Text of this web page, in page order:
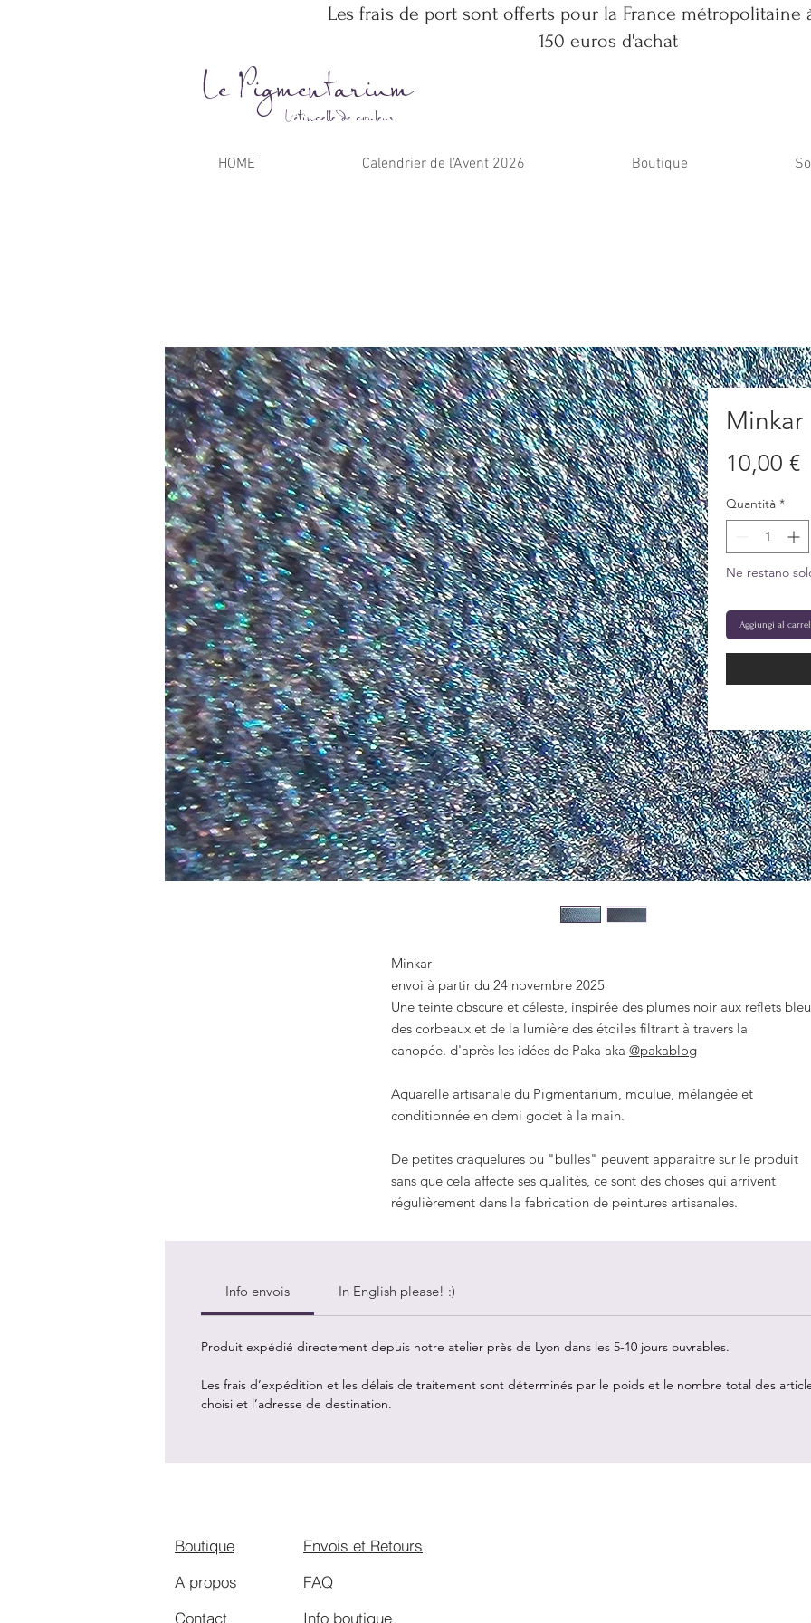
Les frais de port sont offerts pour la France métropolitaine
150 euros d'achat
Le Pigmentarium
L'étincelle de couleur
HOME Calendrier de l'Avent 2026 Boutique
Minkar
10,00 €
Quantità *
Ne restano
Aggiungi al
Minkar
envoi à partir du 24 novembre 2025
Une teinte obscure et céleste, inspirée des plumes noir aux reflets
des corbeaux et de la lumière des étoiles filtrant à travers la
canopée. d'après les idées de Paka aka @pakablog
Aquarelle artisanale du Pigmentarium, moulue, mélangée et
conditionnée en demi godet à la main.
De petites craquelures ou "bulles" peuvent apparaitre sur le produit
sans que cela affecte ses qualités, ce sont des choses qui arrivent
régulièrement dans la fabrication de peintures artisanales.
Info envois In English please! :)
Produit expédié directement depuis notre atelier près de Lyon dans les 5-10 jours ouvrables.
Les frais d’expédition et les délais de traitement sont déterminés par le poids et le nombre total des
choisi et l’adresse de destination.
Boutique
Envois et Retours
A propos
FAQ
Contact
Info boutique